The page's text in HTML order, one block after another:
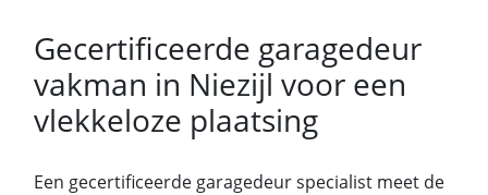
Gecertificeerde garagedeur
vakman in Niezijl voor een
vlekkeloze plaatsing
Een gecertificeerde garagedeur specialist meet de